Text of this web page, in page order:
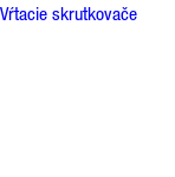
Vŕtacie skrutkovače